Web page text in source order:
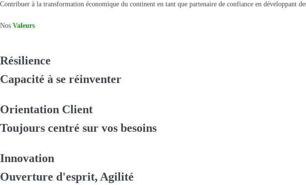
Contribuer à la transformation économique du continent en tant que partenaire de confiance en développant
Nos Valeurs
Résilience
Capacité à se réinventer
Orientation Client
Toujours centré sur vos besoins
Innovation
Ouverture d'esprit, Agilité